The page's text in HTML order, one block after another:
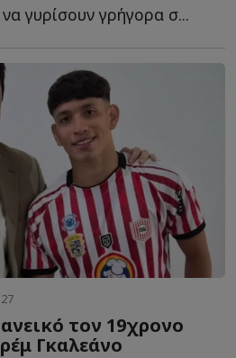
να γυρίσουν γρήγορα σ...
τον 19χρονο
Γκαλεάνο